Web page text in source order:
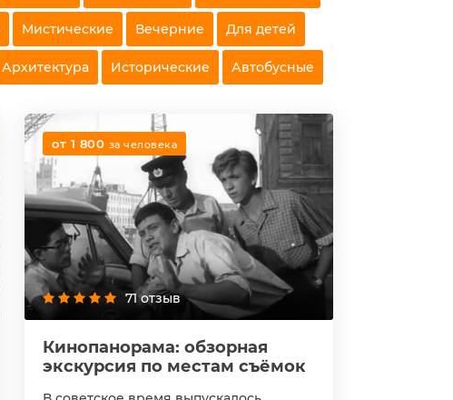
Мистические Вечерние Для детей
Архитектура Исторические Автобусные
от 1 800 за человека
71 отзыв
Кинопанорама: обзорная
экскурсия по местам съёмок